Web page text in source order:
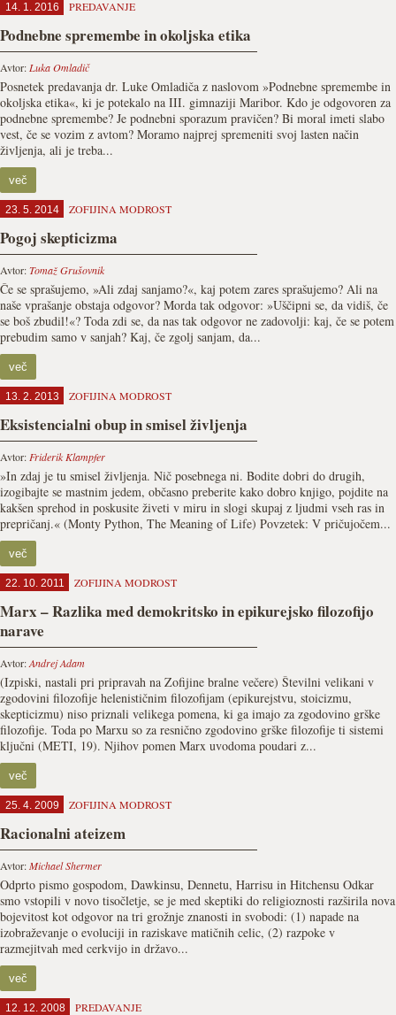
14. 1. 2016 PREDAVANJE
Podnebne spremembe in okoljska etika
Avtor: Luka Omladič
Posnetek predavanja dr. Luke Omladiča z naslovom »Podnebne spremembe in
okoljska etika«, ki je potekalo na III. gimnaziji Maribor. Kdo je odgovoren za
podnebne spremembe? Je podnebni sporazum pravičen? Bi moral imeti slabo
vest, če se vozim z avtom? Moramo najprej spremeniti svoj lasten način
življenja, ali je treba...
več
23. 5. 2014 ZOFIJINA MODROST
Pogoj skepticizma
Avtor:Tomaž Grušovnik
Če se sprašujemo, »Ali zdaj sanjamo?«, kaj potem zares sprašujemo? Ali na
naše vprašanje obstaja odgovor? Morda tak odgovor: »Uščipni se, da vidiš, če
se boš zbudil!«? Toda zdi se, da nas tak odgovor ne zadovolji: kaj, če se potem
prebudim samo v sanjah? Kaj, če zgolj sanjam, da...
več
13. 2. 2013 ZOFIJINA MODROST
Eksistencialni obup in smisel življenja
Avtor: Friderik Klampfer
»In zdaj je tu smisel življenja. Nič posebnega ni. Bodite dobri do drugih,
izogibajte se mastnim jedem, občasno preberite kako dobro knjigo, pojdite na
kakšen sprehod in poskusite živeti v miru in slogi skupaj z ljudmi vseh ras in
prepričanj.« (Monty Python, The Meaning of Life) Povzetek: V pričujočem...
več
22. 10. 2011 ZOFIJINA MODROST
Marx – Razlika med demokritsko in epikurejsko filozofijo
narave
Avtor:Andrej Adam
(Izpiski, nastali pri pripravah na Zofijine bralne večere) Številni velikani v
zgodovini filozofije helenističnim filozofijam (epikurejstvu, stoicizmu,
skepticizmu) niso priznali velikega pomena, ki ga imajo za zgodovino grške
filozofije. Toda po Marxu so za resnično zgodovino grške filozofije ti sistemi
ključni (METI, 19). Njihov pomen Marx uvodoma poudari z...
več
25. 4. 2009 ZOFIJINA MODROST
Racionalni ateizem
Avtor:Michael Shermer
Odprto pismo gospodom, Dawkinsu, Dennetu, Harrisu in Hitchensu Odkar
smo vstopili v novo tisočletje, se je med skeptiki do religioznosti razširila nova
bojevitost kot odgovor na tri grožnje znanosti in svobodi: (1) napade na
izobraževanje o evoluciji in raziskave matičnih celic, (2) razpoke v
razmejitvah med cerkvijo in državo...
več
12. 12. 2008 PREDAVANJE